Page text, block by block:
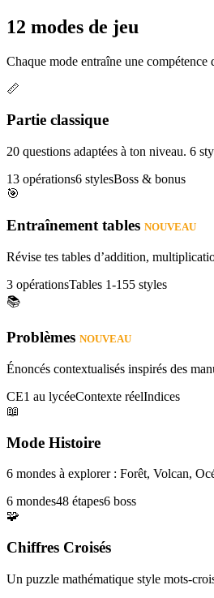
12 modes de jeu
Chaque mode entraîne une
📏
Partie classique
20 questions adaptées à ton niveau. 6
13 opérations6 stylesBoss & bonus
🎯
Entraînement tables NOUVEAU
Révise tes tables d’addition,
3 opérationsTables 1-155 styles
📚
Problèmes NOUVEAU
Énoncés contextualisés inspirés des
CE1 au lycéeContexte réelIndices
📖
Mode Histoire
6 mondes à explorer : Forêt, Volcan,
6 mondes48 étapes6 boss
🧩
Chiffres Croisés
Un puzzle mathématique style mots-